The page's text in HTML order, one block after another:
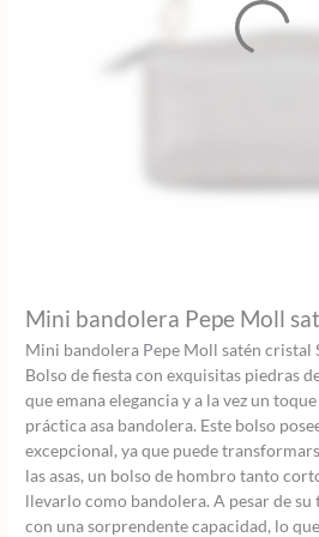
Mini bandolera Pepe Moll
Mini bandolera Pepe Moll satén cristal
Bolso de fiesta con exquisitas piedras
que emana elegancia y a la vez un
práctica asa bandolera. Este bolso
excepcional, ya que puede
las asas, un bolso de hombro tanto
llevarlo como bandolera. A pesar de
con una sorprendente capacidad, lo